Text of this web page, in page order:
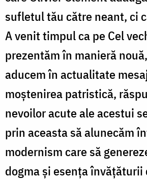
sufletul tău către neant, ci
A venit timpul ca pe Cel
prezentăm în manieră
aducem în actualitate
moştenirea patristică,
nevoilor acute ale acestui
prin aceasta să alunecăm
modernism care să
dogma şi esenţa învăţăturii